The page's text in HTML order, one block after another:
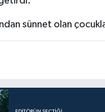
sünnet olan